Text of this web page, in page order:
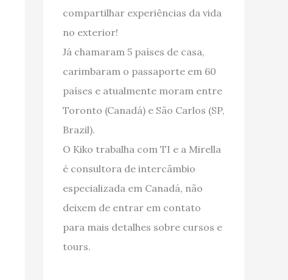
compartilhar experiências da vida
no exterior!
Já chamaram 5 países de casa,
carimbaram o passaporte em 60
países e atualmente moram entre
Toronto (Canadá) e São Carlos (SP,
Brazil).
O Kiko trabalha com TI e a Mirella
é consultora de intercâmbio
especializada em Canadá, não
deixem de entrar em contato
para mais detalhes sobre cursos e
tours.